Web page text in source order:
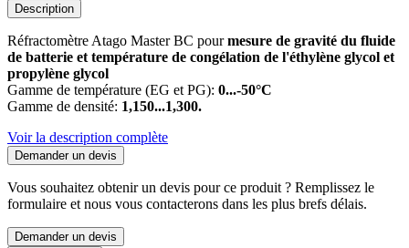
Description
Réfractomètre Atago Master BC pourmesure de gravité du fluide
de batterie et température de congélation de l'éthylène glycol et
propylène glycol
Gamme de température (EG et PG): 0...-50°C
Gamme de densité: 1,150...1,300.
Voir la description complète
Demander un devis
Vous souhaitez obtenir un devis pour ce produit ? Remplissez le
formulaire et nous vous contacterons dans les plus brefs délais.
Demander un devis